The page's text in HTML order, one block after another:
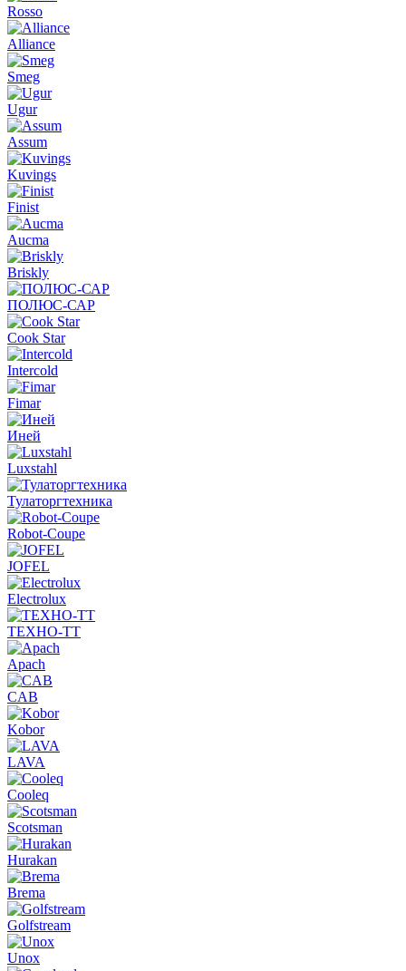
Rosso
Alliance
Smeg
Ugur
Assum
Kuvings
Finist
Aucma
Briskly
ПОЛЮС-САР
Cook Star
Intercold
Fimar
Иней
Luxstahl
Тулаторгтехника
Robot-Coupe
JOFEL
Electrolux
ТЕХНО-ТТ
Apach
CAB
Kobor
LAVA
Cooleq
Scotsman
Hurakan
Brema
Golfstream
Unox